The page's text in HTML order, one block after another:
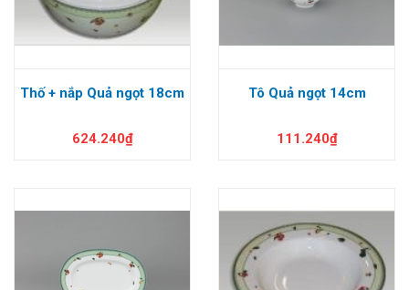
Thố + nắp Quả ngọt 18cm
624.240₫
Tô Quả ngọt 14cm
111.240₫